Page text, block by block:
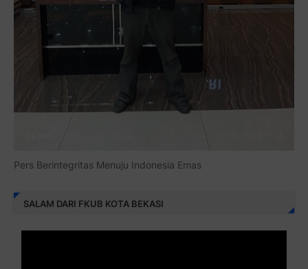
Pers Berintegritas Menuju Indonesia Emas
SALAM DARI FKUB KOTA BEKASI